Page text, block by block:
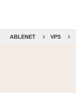
ABLENET VPS